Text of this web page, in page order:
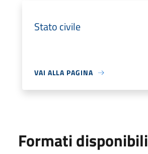
Stato civile
VAI ALLA PAGINA
Formati disponibili